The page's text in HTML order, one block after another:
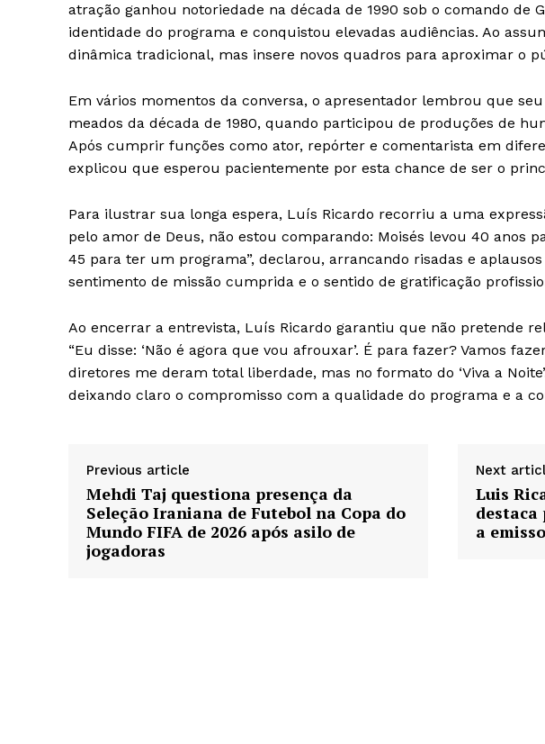
atração ganhou notoriedade na década de 1990 sob o comando de
identidade do programa e conquistou elevadas audiências. Ao
dinâmica tradicional, mas insere novos quadros para aproximar o
Em vários momentos da conversa, o apresentador lembrou que
meados da década de 1980, quando participou de produções de
Após cumprir funções como ator, repórter e comentarista em
explicou que esperou pacientemente por esta chance de ser o
Para ilustrar sua longa espera, Luís Ricardo recorriu a uma
pelo amor de Deus, não estou comparando: Moisés levou 40 anos
45 para ter um programa”, declarou, arrancando risadas e
sentimento de missão cumprida e o sentido de gratificação
Ao encerrar a entrevista, Luís Ricardo garantiu que não pretende
“Eu disse: ‘Não é agora que vou afrouxar’. É para fazer? Vamos
diretores me deram total liberdade, mas no formato do ‘Viva a
deixando claro o compromisso com a qualidade do programa e a
Previous article
Mehdi Taj questiona presença da
Seleção Iraniana de Futebol na Copa do
Mundo FIFA de 2026 após asilo de
jogadoras
Next
Luis
destaca
a